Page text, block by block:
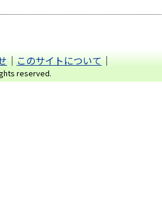
｜このサイトについて｜
reserved.